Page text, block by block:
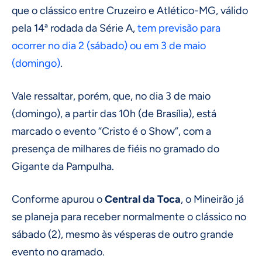
que o clássico entre Cruzeiro e Atlético-MG, válido
pela 14ª rodada da Série A,tem previsão para
ocorrer no dia 2 (sábado) ou em 3 de maio
(domingo).
Vale ressaltar, porém, que, no dia 3 de maio
(domingo), a partir das 10h (de Brasília), está
marcado o evento “Cristo é o Show”, com a
presença de milhares de fiéis no gramado do
Gigante da Pampulha.
Conforme apurou oCentral da Toca, o Mineirão já
se planeja para receber normalmente o clássico no
sábado (2), mesmo às vésperas de outro grande
evento no gramado.